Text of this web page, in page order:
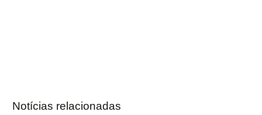
Notícias relacionadas